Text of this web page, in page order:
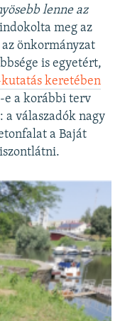
lenne az
meg az
önkormányzat
is egyetért,
keretében
a korábbi terv
válaszadók nagy
a Baját